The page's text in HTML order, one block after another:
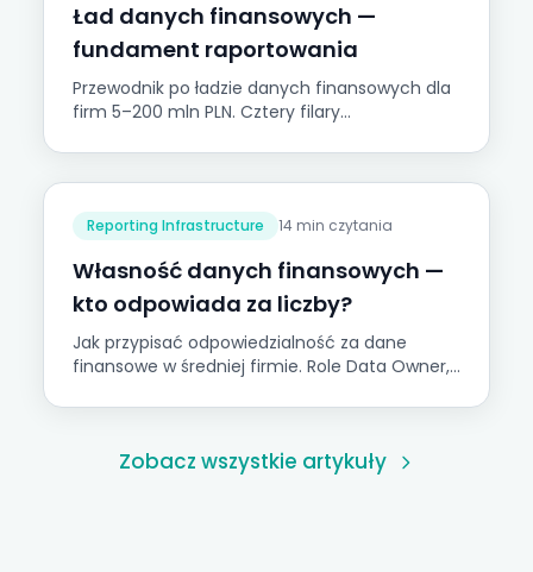
Ład danych finansowych —
fundament raportowania
Przewodnik po ładzie danych finansowych dla
firm 5–200 mln PLN. Cztery filary
Onetribe.
Reporting Infrastructure 14 min czytania
Własność danych finansowych —
kto odpowiada za liczby?
Jak przypisać odpowiedzialność za dane
finansowe w średniej firmie. Role Data Owner,
Zobacz wszystkie artykuły